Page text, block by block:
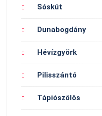
Sóskút
Dunabogdány
Hévízgyörk
Pilisszántó
Tápiószőlős